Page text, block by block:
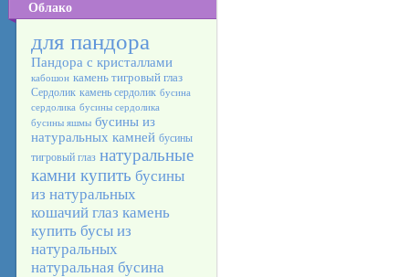
Облако
для пандора
Пандора с кристаллами
кабошон камень тигровый глаз
Сердолик камень сердолик бусина
сердолика бусины сердолика
бусины яшмы бусины из
натуральных камней бусины
тигровый глаз натуральные
камни купить бусины
из натуральных
кошачий глаз камень
купить бусы из
натуральных
натуральная бусина